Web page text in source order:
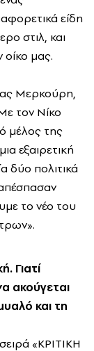
είδη
στιλ, και
οίκο μας.
Μερκούρη,
τον Νίκο
μέλος της
εξαιρετική
δύο πολιτικά
το νέο του
Γιατί
ακούγεται
και τη
«ΚΡΙΤΙΚΗ